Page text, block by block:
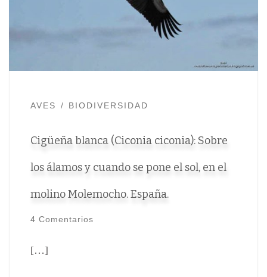
AVES BIODIVERSIDAD
Cigüeña blanca (Ciconia ciconia): Sobre
los álamos y cuando se pone el sol, en el
molino Molemocho. España.
4 Comentarios
[…]